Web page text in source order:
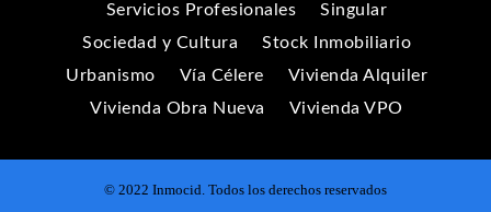
Servicios Profesionales
Singular
Sociedad y Cultura
Stock Inmobiliario
Urbanismo
Vía Célere
Vivienda Alquiler
Vivienda Obra Nueva
Vivienda VPO
© 2022 Inmocid. Todos los derechos reservados